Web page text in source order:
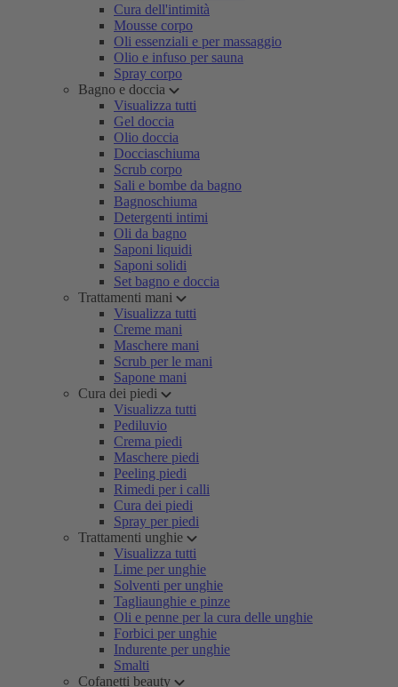
Cura dell'intimità
Mousse corpo
Oli essenziali e per massaggio
Olio e infuso per sauna
Spray corpo
Bagno e doccia
Visualizza tutti
Gel doccia
Olio doccia
Docciaschiuma
Scrub corpo
Sali e bombe da bagno
Bagnoschiuma
Detergenti intimi
Oli da bagno
Saponi liquidi
Saponi solidi
Set bagno e doccia
Trattamenti mani
Visualizza tutti
Creme mani
Maschere mani
Scrub per le mani
Sapone mani
Cura dei piedi
Visualizza tutti
Pediluvio
Crema piedi
Maschere piedi
Peeling piedi
Rimedi per i calli
Cura dei piedi
Spray per piedi
Trattamenti unghie
Visualizza tutti
Lime per unghie
Solventi per unghie
Tagliaunghie e pinze
Oli e penne per la cura delle unghie
Forbici per unghie
Indurente per unghie
Smalti
Cofanetti beauty